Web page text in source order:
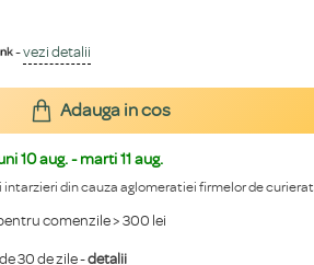
10 aug. - marti 11 aug.
din cauza aglomeratiei firmelor de curierat
comenzile > 300 lei
30 de zile -detalii
-vezi detalii
Adauga in cos